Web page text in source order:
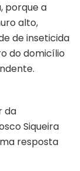
porque a
alto,
de inseticida
do domicílio
da
Siqueira
resposta